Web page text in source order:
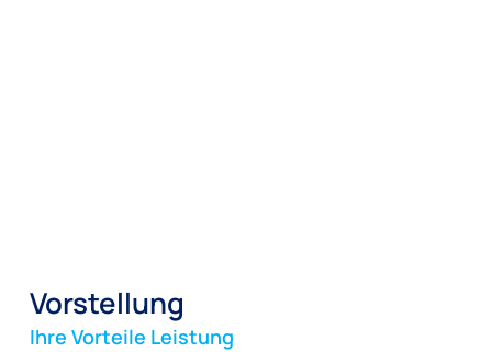
Vorstellung
Ihre Vorteile Leistung